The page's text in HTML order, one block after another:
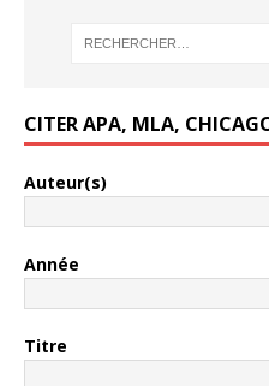
CITER APA, MLA,
Auteur(s)
Année
Titre